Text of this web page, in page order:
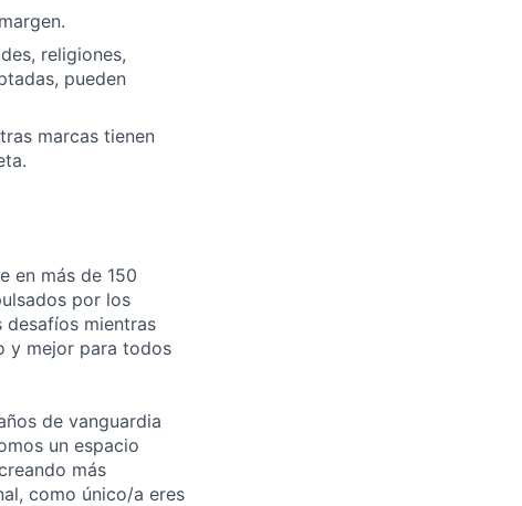
religiones,
pueden
marcas tienen
en más de 150
por los
desafíos mientras
y mejor para todos
de vanguardia
un espacio
más
como único/a eres